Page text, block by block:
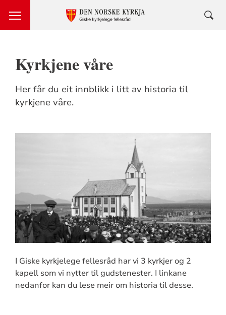
Kyrkjene våre
Her får du eit innblikk i litt av historia til
kyrkjene våre.
I Giske kyrkjelege fellesråd har vi 3 kyrkjer og 2
kapell som vi nytter til gudstenester. I linkane
nedanfor kan du lese meir om historia til desse.